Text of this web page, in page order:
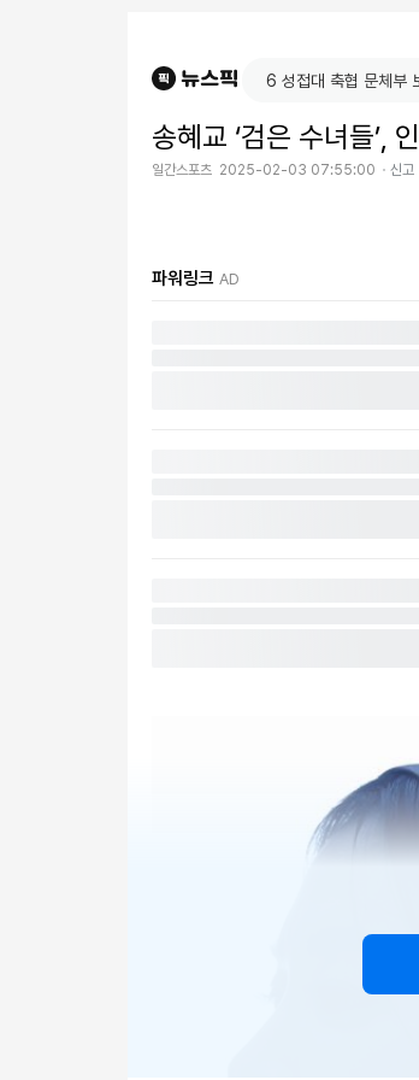
송혜교 ‘검은 수녀들’,
일간스포츠 2025-02-03 07:55:00 신고
파워링크 AD